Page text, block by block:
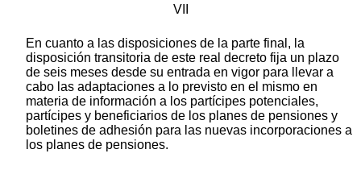
VII
En cuanto a las disposiciones de la parte final, la
disposición transitoria de este real decreto fija un plazo
de seis meses desde su entrada en vigor para llevar a
cabo las adaptaciones a lo previsto en el mismo en
materia de información a los partícipes potenciales,
partícipes y beneficiarios de los planes de pensiones y
boletines de adhesión para las nuevas incorporaciones a
los planes de pensiones.